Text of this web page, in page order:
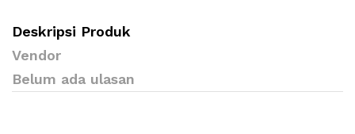
Deskripsi Produk
Vendor
Belum ada ulasan